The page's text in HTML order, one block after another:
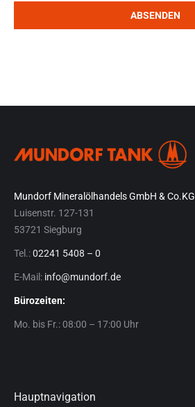
Mundorf Mineralölhandels GmbH & Co.KG
Luisenstr. 127-131
53721 Siegburg
Tel.:02241 5408 – 0
E-Mail: info@mundorf.de
Bürozeiten:
Mo. bis Fr.: 08:00 – 17:00 Uhr
Hauptnavigation